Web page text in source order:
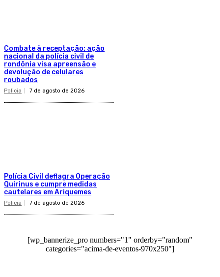
Combate à receptação: ação
nacional da polícia civil de
rondônia visa apreensão e
devolução de celulares
roubados
Policia 7 de agosto de 2026
Polícia Civil deflagra Operação
Quirinus e cumpre medidas
cautelares em Ariquemes
Policia 7 de agosto de 2026
[wp_bannerize_pro numbers="1" orderby="random"
categories="acima-de-eventos-970x250"]